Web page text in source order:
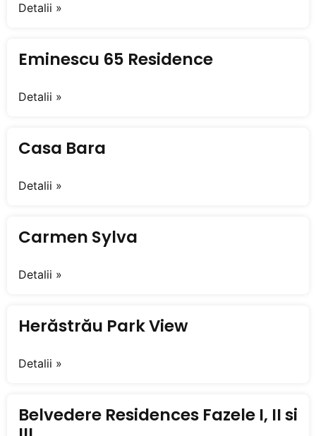
Detalii »
Eminescu 65 Residence
Detalii »
Casa Bara
Detalii »
Carmen Sylva
Detalii »
Herăstrău Park View
Detalii »
Belvedere Residences Fazele I, II si